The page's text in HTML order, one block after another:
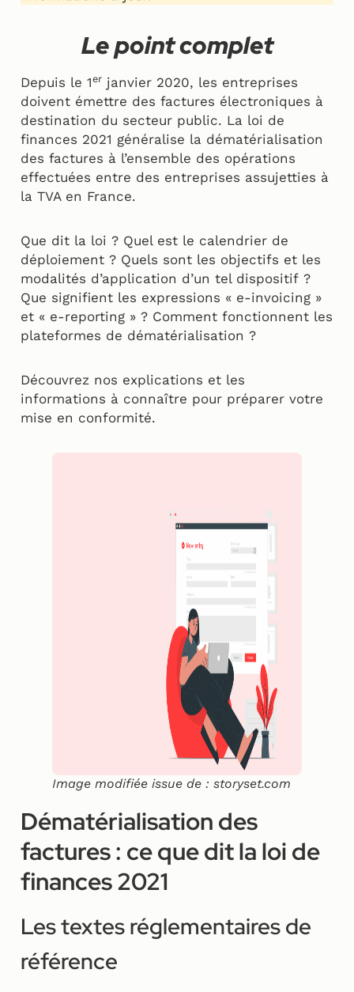
Le point complet
Depuis le 1er janvier 2020, les entreprises
doivent émettre des factures électroniques à
destination du secteur public. La loi de
finances 2021 généralise la dématérialisation
des factures à l’ensemble des opérations
effectuées entre des entreprises assujetties à
la TVA en France.
Que dit la loi ? Quel est le calendrier de
déploiement ? Quels sont les objectifs et les
modalités d’application d’un tel dispositif ?
Que signifient les expressions « e-invoicing »
et « e-reporting » ? Comment fonctionnent les
plateformes de dématérialisation ?
Découvrez nos explications et les
informations à connaître pour préparer votre
mise en conformité.
Image modifiée issue de : storyset.com
Dématérialisation des
factures : ce que dit la loi de
finances 2021
Les textes réglementaires de
référence